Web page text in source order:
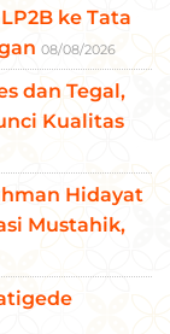
ke Tata
08/08/2026
dan Tegal,
Kualitas
Hidayat
Mustahik,